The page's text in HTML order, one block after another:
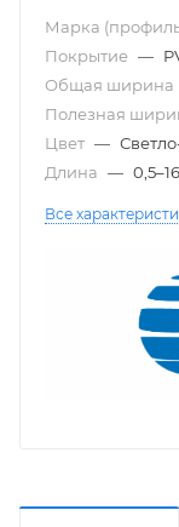
Марка
Покрытие —
Общая ширина
Полезная
Цвет —
Длина —
Все